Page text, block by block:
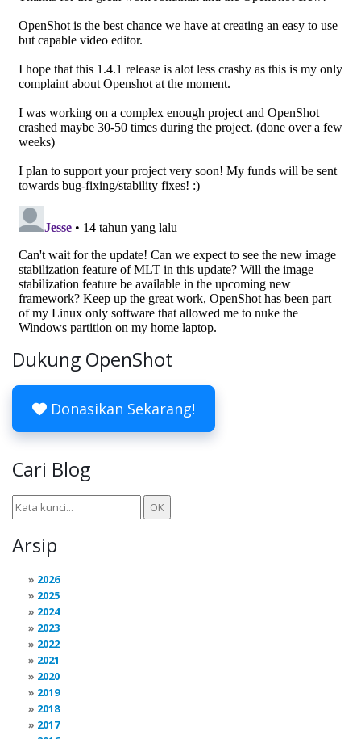
Dukung OpenShot
Donasikan Sekarang!
Cari Blog
Arsip
2026
2025
2024
2023
2022
2021
2020
2019
2018
2017